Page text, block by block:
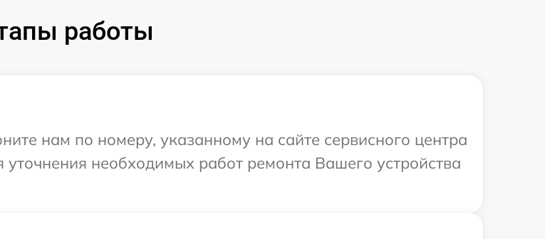
работы
нам по номеру, указанному на сайте сервисного центра
необходимых работ ремонта Вашего устройства